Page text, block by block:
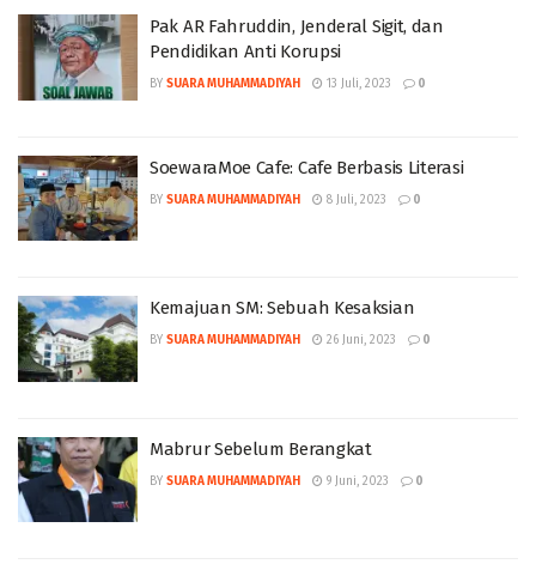
Pak AR Fahruddin, Jenderal Sigit, dan
Pendidikan Anti Korupsi
BY SUARA MUHAMMADIYAH 13 Juli, 2023 0
SoewaraMoe Cafe: Cafe Berbasis Literasi
BY SUARA MUHAMMADIYAH 8 Juli, 2023 0
Kemajuan SM: Sebuah Kesaksian
BY SUARA MUHAMMADIYAH 26 Juni, 2023 0
Mabrur Sebelum Berangkat
BY SUARA MUHAMMADIYAH 9 Juni, 2023 0